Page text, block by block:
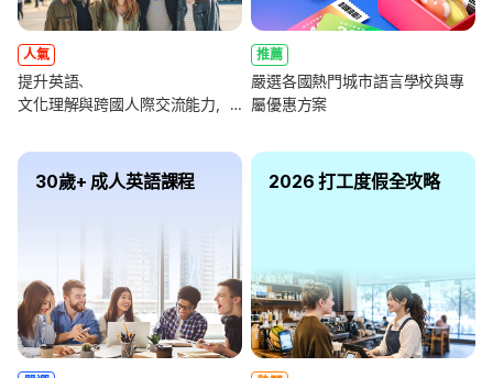
人氣
提升英語、
文化理解與跨國人際交流能力，
推薦
嚴選各國熱門城市語言學校與專
屬優惠方案
30歲+ 成人英語課程 2026 打工度假全攻略